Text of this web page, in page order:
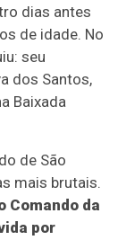
dias antes
de idade. No
seu
dos Santos,
Baixada
de São
mais brutais.
Comando da
por